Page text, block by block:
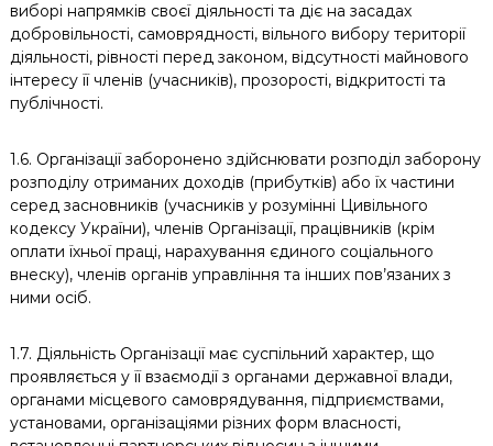
виборі напрямків своєї діяльності та діє на засадах
добровільності, самоврядності, вільного вибору території
діяльності, рівності перед законом, відсутності майнового
інтересу її членів (учасників), прозорості, відкритості та
публічності.
1.6. Організації заборонено здійснювати розподіл заборону
розподілу отриманих доходів (прибутків) або їх частини
серед засновників (учасників у розумінні Цивільного
кодексу України), членів Організації, працівників (крім
оплати їхньої праці, нарахування єдиного соціального
внеску), членів органів управління та інших пов’язаних з
ними осіб.
1.7. Діяльність Організації має суспільний характер, що
проявляється у її взаємодії з органами державної влади,
органами місцевого самоврядування, підприємствами,
установами, організаціями різних форм власності,